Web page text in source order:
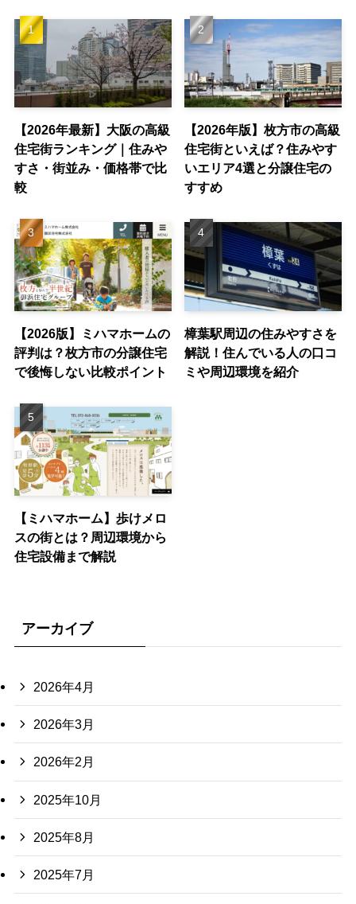
【2026年最新】大阪の高級
住宅街ランキング｜住みや
すさ・街並み・価格帯で比
較
【2026年版】枚方市の高級
住宅街といえば？住みやす
いエリア4選と分譲住宅の
すすめ
【2026版】ミハマホームの
評判は？枚方市の分譲住宅
で後悔しない比較ポイント
樟葉駅周辺の住みやすさを
解説！住んでいる人の口コ
ミや周辺環境を紹介
【ミハマホーム】歩けメロ
スの街とは？周辺環境から
住宅設備まで解説
アーカイブ
2026年4月
2026年3月
2026年2月
2025年10月
2025年8月
2025年7月